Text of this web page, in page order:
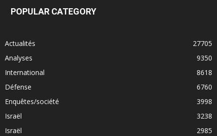
POPULAR CATEGORY
Actualités
27705
Analyses
9350
International
8618
Défense
6760
Enquêtes/société
3998
Israël
3238
Israël
2985